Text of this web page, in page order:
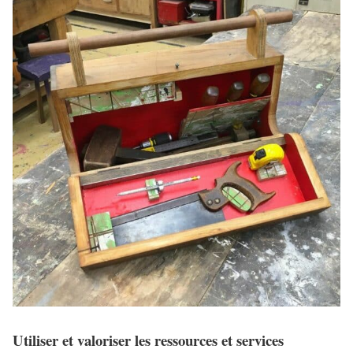
Utiliser et valoriser les ressources et services